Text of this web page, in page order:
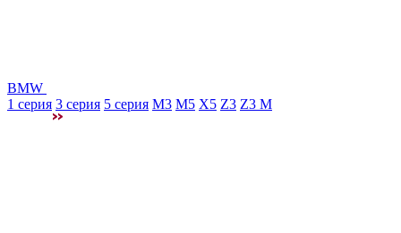
BMW
1 серия 3 серия 5 серия M3 М5 X5 Z3 Z3 M